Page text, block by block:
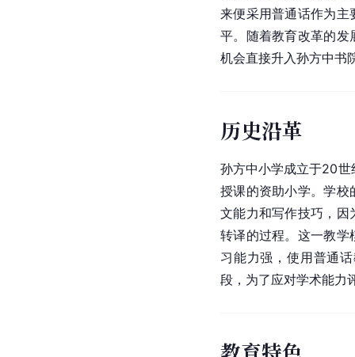
来便采用普通话作为主
平。随着教育改革的发
机会直接升入孙方中书
历史沿革
孙方中小学成立于20
授课的资助小学。学校
文能力和写作技巧，
转译的过程。这一教学
习能力强，使用普通
段，为了应对学术能力
教育特色